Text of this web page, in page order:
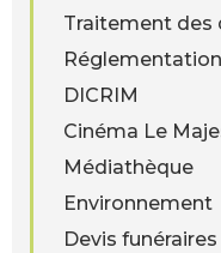
Traitement des
DICRIM
Cinéma Le
Médiathèque
Environnement
Devis funéraires